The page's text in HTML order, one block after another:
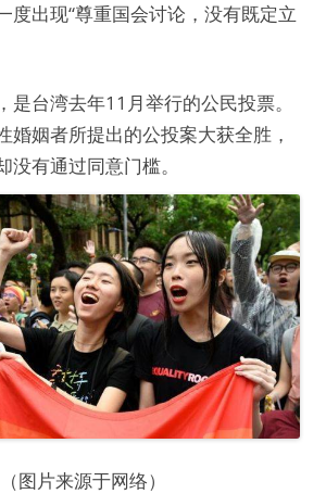
度出现“尊重国会讨论，没有既定立
是台湾去年11月举行的公民投票。
婚姻者所提出的公投案大获全胜，
有通过同意门槛。
（图片来源于网络）